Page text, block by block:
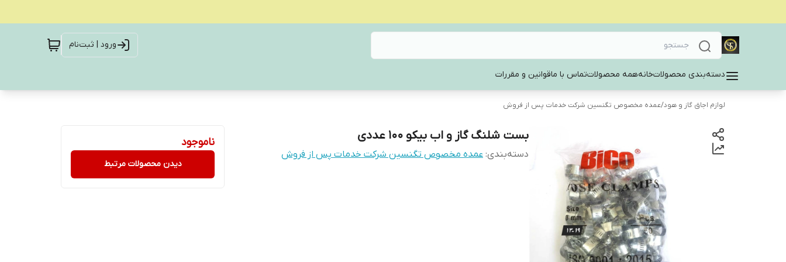
ورود | ثبت‌نام
دسته‌بندی محصولاتخانههمه محصولاتتماس با ماقوانین و مقررات
لوازم اجاق گاز و هود/عمده مخصوص تگنسین شرکت خدمات پس از فروش
بست شلنگ گاز و اب بیکو ۱۰۰ عددی
دسته‌بندی: عمده مخصوص تگنسین شرکت خدمات پس از فروش
ناموجود
دیدن محصولات مرتبط